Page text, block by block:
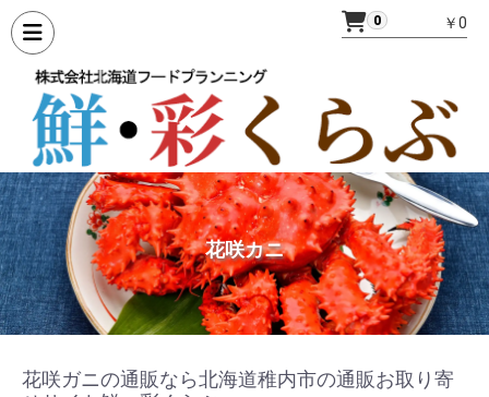
0 ￥0
花咲カニ
花咲ガニの通販なら北海道稚内市の通販お取り寄